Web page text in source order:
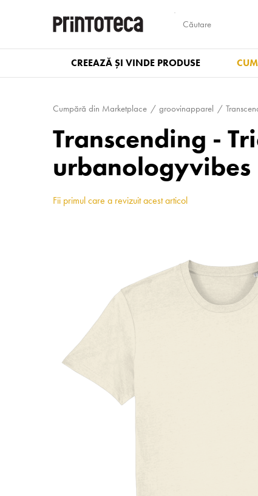
CREEAZĂ ȘI VINDE PRODUSE
Cumpără din Marketplace groovinapparel
Transcending -
urbanologyvibes
Fii primul care a revizuit acest articol